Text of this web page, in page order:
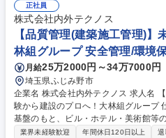
２年間で自走いただきます。 ■将来は
も行って頂く可能性もあります。様々
適な管理計画設計が重要です。案件
けではなく、現場経験を踏まえプロセ
を回し計画精度を追求頂きたいです。 募集職種 【建築施工管理】大林組1
00％出資/～リニューアルを貴方の手で～
正社員
株式会社内外テクノス
【品質管理(建築施工管理)
林組グループ 安全管理/環境
月給25万2000円～34万7000円
埼玉県ふじみ野市
企業名 株式会社内外テクノス 求人名 【品質管理（建築施工管理）】未経
験から建設のプロへ！大林組グループ 仕事の内容 大林組グループの安定
基盤のもと、ビル・ホテル・美術館等
をお任せします ■内装工事（主に木工事）の工程・原価管理 ■協力会社
業界未経験歓迎 年間休日120日以上 退